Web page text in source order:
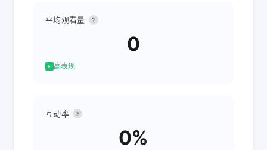
平均观看量 ?
0
高表现
互动率 ?
0%